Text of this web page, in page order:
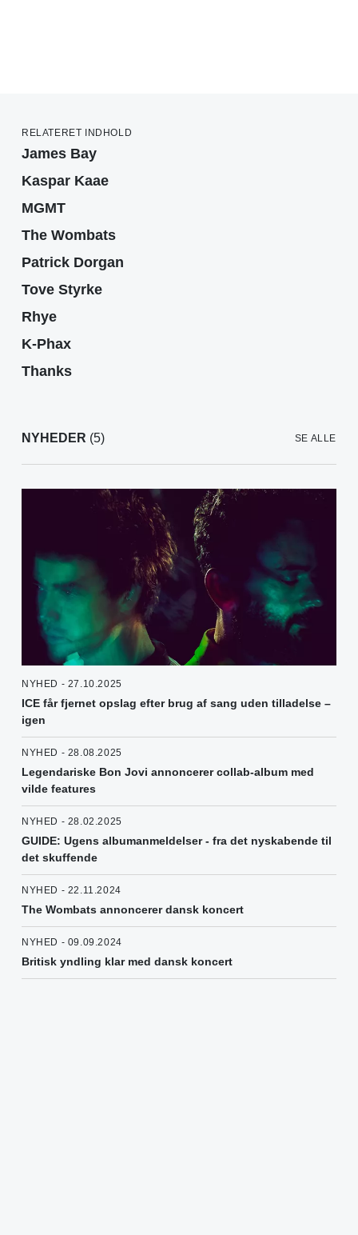
RELATERET INDHOLD
James Bay
Kaspar Kaae
MGMT
The Wombats
Patrick Dorgan
Tove Styrke
Rhye
K-Phax
Thanks
NYHEDER (5) SE ALLE
NYHED - 27.10.2025
ICE får fjernet opslag efter brug af sang uden tilladelse –
igen
NYHED - 28.08.2025
Legendariske Bon Jovi annoncerer collab-album med
vilde features
NYHED - 28.02.2025
GUIDE: Ugens albumanmeldelser - fra det nyskabende til
det skuffende
NYHED - 22.11.2024
The Wombats annoncerer dansk koncert
NYHED - 09.09.2024
Britisk yndling klar med dansk koncert